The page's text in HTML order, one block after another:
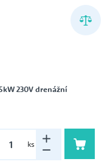
230V drenážní
ks